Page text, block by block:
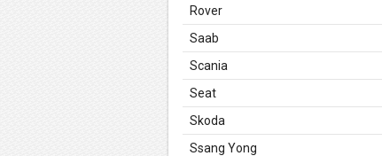
Rover
Saab
Scania
Seat
Skoda
Ssang Yong